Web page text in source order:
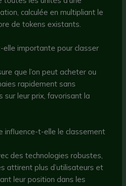
calculée en multipliant le
de tokens existants.
elle importante pour classer
que l’on peut acheter ou
rapidement sans
sur leur prix, favorisant la
influence-t-elle le classement
des technologies robustes,
attirent plus d’utilisateurs et
leur position dans les